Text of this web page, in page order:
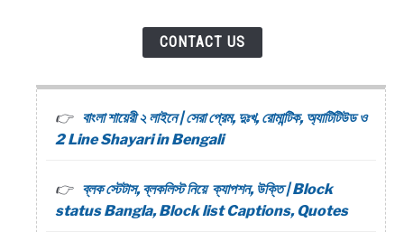
CONTACT US
বাংলা শায়েরী ২ লাইনে | সেরা প্রেম, দুঃখ, রোমান্টিক, অ্যাটিটিউড ও
2 Line Shayari in Bengali
ব্লক স্টেটাস, ব্লকলিস্ট নিয়ে ক্যাপশন, উক্তি | Block
status Bangla, Block list Captions, Quotes